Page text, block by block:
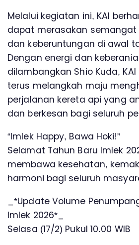
Melalui kegiatan ini, KAI
dapat merasakan
dan keberuntungan di awal
Dengan energi dan
dilambangkan Shio Kuda,
terus melangkah maju
perjalanan kereta api yang
dan berkesan bagi seluruh
“Imlek Happy, Bawa Hoki!”
Selamat Tahun Baru Imlek
membawa kesehatan,
harmoni bagi seluruh
_*Update Volume
Imlek 2026*_
Selasa (17/2) Pukul 10.00 WIB